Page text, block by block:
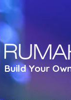
Build Your